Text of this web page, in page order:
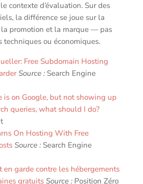
contexte d’évaluation. Sur des
la différence se joue sur la
promotion et la marque — pas
techniques ou économiques.
Free Subdomain Hosting
Source :Search Engine
is on Google, but not showing up
queries, what should I do?
On Hosting With Free
Source :Search Engine
en garde contre les hébergements
gratuits Source :Position Zéro